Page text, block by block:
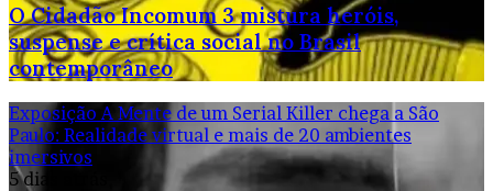
O Cidadão Incomum 3 mistura heróis,
suspense e crítica social no Brasil
contemporâneo
Exposição A Mente de um Serial Killer chega a São
Paulo: Realidade virtual e mais de 20 ambientes
imersivos
5 dias atrás